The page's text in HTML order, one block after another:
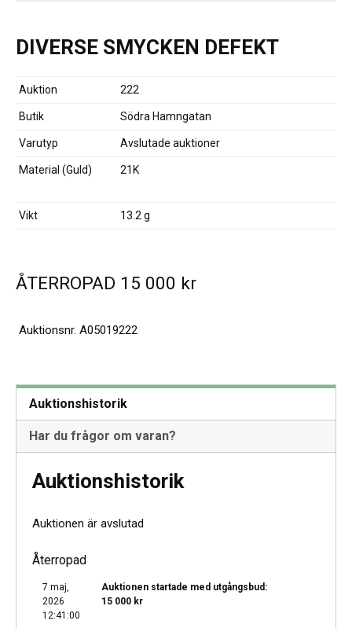
DIVERSE SMYCKEN DEFEKT
Auktion 222
Butik Södra Hamngatan
Varutyp Avslutade auktioner
Material (Guld) 21K
Vikt 13.2 g
ÅTERROPAD 15 000 kr
Auktionsnr. A05019222
Auktionshistorik
Har du frågor om varan?
Auktionshistorik
Auktionen är avslutad
Återropad
7 maj,
2026
12:41:00
Auktionen startade med utgångsbud:
15 000 kr